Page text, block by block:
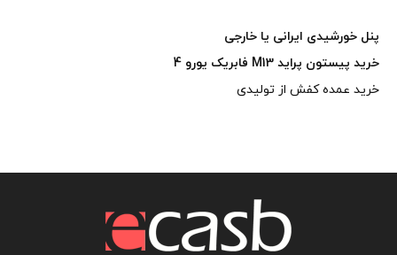
پنل خورشیدی ایرانی یا خارجی
خرید پیستون پراید M13 فابریک یورو 4
خرید عمده کفش از تولیدی